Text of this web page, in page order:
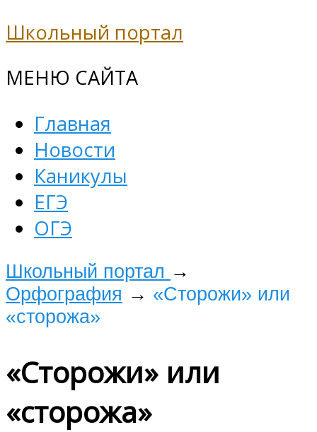
Школьный портал
МЕНЮ САЙТА
Главная
Новости
Каникулы
ЕГЭ
ОГЭ
Школьный портал →
Орфография → «Сторожи» или
«сторожа»
«Сторожи» или
«сторожа»